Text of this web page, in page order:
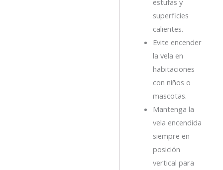
superficies
calientes.
Evite encender
la vela en
habitaciones
con niños o
mascotas.
Mantenga la
vela encendida
siempre en
posición
vertical para